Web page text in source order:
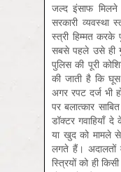
जल्द इंसाफ मिलने
सरकारी व्यवस्था
स्त्री हिम्मत
सबसे पहले उसे ही
पुलिस की पूरी
की जाती है कि
अगर रपट दर्ज भी
पर बलात्कार
डॉक्टर गवाहियाँ
या खुद को मामले
लगते हैं। अदालतों
स्त्रियों को ही